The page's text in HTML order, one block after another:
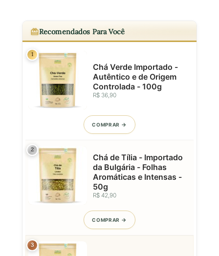
Recomendados Para Você
1
Chá Verde Importado -
Autêntico e de Origem
Controlada - 100g
R$ 36,90
COMPRAR
2
Chá de Tília - Importado
da Bulgária - Folhas
Aromáticas e Intensas -
50g
R$ 42,90
COMPRAR
3